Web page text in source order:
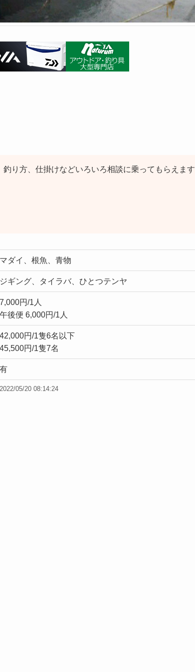
り方、仕掛けなどいろいろ相談に乗ってもらえます
マダイ、根魚、青物
ジギング、タイラバ、ひとつテンヤ
7,000円/1人
午後便 6,000円/1人
42,000円/1隻6名以下
45,500円/1隻7名
有
05/20 08:14:24